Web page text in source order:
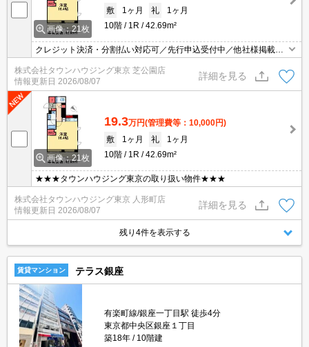
画像：21枚
敷
1ヶ月 礼
1ヶ月
10階
1R 42.69m²
クレジット決済・分割払い対応可／先行申込受付中／他社様掲載物
株式会社タウンハウジング東京 芝公園店
情報更新日 2026/08/07
詳細を見る
画像：21枚
19.3万円(管理費等：10,000円)
敷
1ヶ月 礼
1ヶ月
10階
1R 42.69m²
★★★タウンハウジング東京の取り扱い物件★★★
株式会社タウンハウジング東京 人形町店
情報更新日 2026/08/07
詳細を見る
残り4件を表示する
賃貸マンション テラス銀座
有楽町線/銀座一丁目駅 徒歩4分
東京都中央区銀座１丁目
築18年
10階建